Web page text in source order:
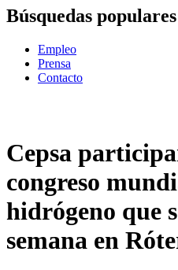
Búsquedas populares
Empleo
Prensa
Contacto
Cepsa
congreso
hidrógeno que
semana en